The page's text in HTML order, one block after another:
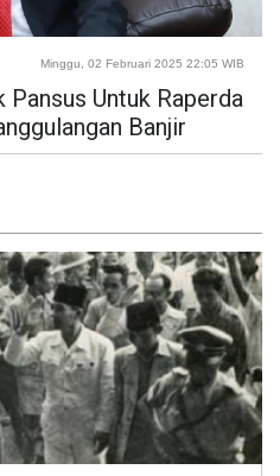
Minggu, 02 Februari 2025 22:05 WIB
Pansus Untuk Raperda
Banjir